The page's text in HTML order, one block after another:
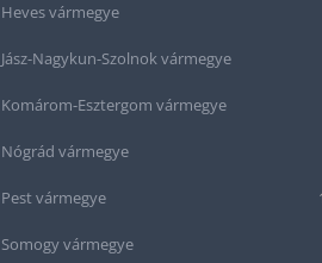
Heves vármegye
Jász-Nagykun-Szolnok vármegye
Komárom-Esztergom vármegye
Nógrád vármegye
Pest vármegye
Somogy vármegye